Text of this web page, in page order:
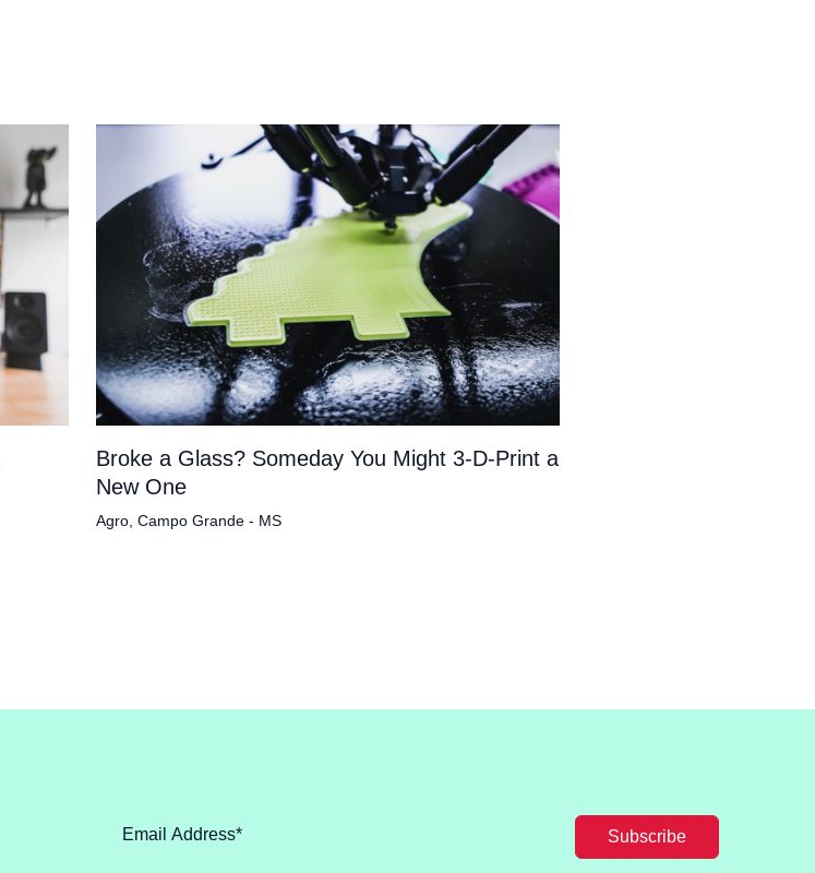
Broke a Glass? Someday You Might 3-D-Print a
New One
Agro, Campo Grande - MS
Subscribe